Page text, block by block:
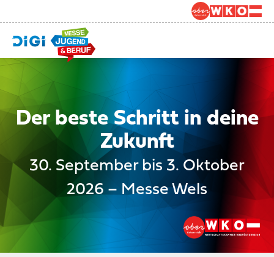
Der beste Schritt in deine
Zukunft
30. September bis 3. Oktober
2026 – Messe Wels